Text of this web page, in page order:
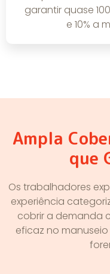
garantir quase
e 10% a
Ampla
que
Os trabalhadores
experiência
cobrir a demanda
eficaz no